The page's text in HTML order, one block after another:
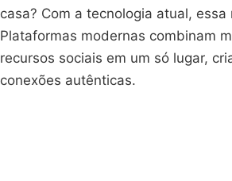
casa? Com a tecnologia atual,
Plataformas modernas combinam
recursos sociais em um só lugar,
conexões autênticas.